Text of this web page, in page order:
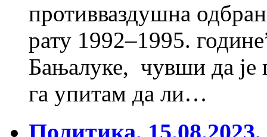
противваздушна
рату 1992–1995.
Бањалуке, чувши да је
га упитам да ли…